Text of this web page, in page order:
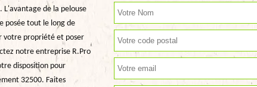
L'avantage de la pelouse
posée tout le long de
votre propriété et poser
notre entreprise R.Pro
disposition pour
32500. Faites